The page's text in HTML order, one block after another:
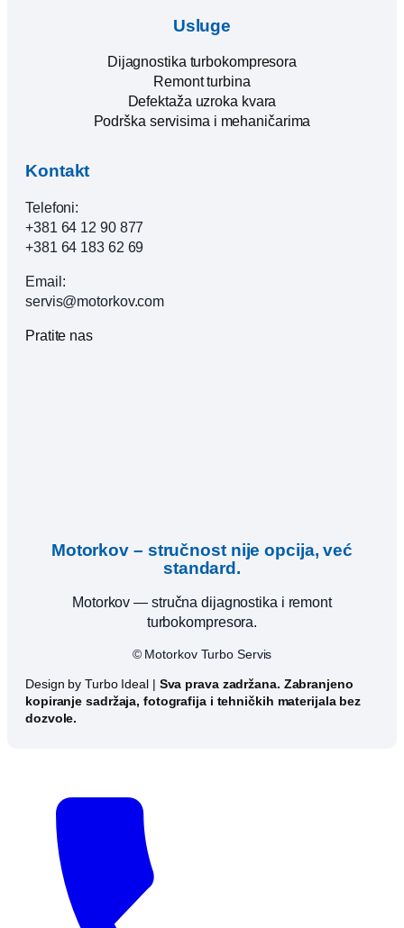
Usluge
Dijagnostika turbokompresora
Remont turbina
Defektaža uzroka kvara
Podrška servisima i mehaničarima
Kontakt
Telefoni:
+381 64 12 90 877
+381 64 183 62 69
Email:
servis@motorkov.com
Pratite nas
Motorkov – stručnost nije opcija, već
standard.
Motorkov — stručna dijagnostika i remont
turbokompresora.
© Motorkov Turbo Servis
Design by Turbo Ideal | Sva prava zadržana. Zabranjeno
kopiranje sadržaja, fotografija i tehničkih materijala bez
dozvole.